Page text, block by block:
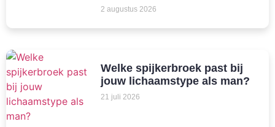
2 augustus 2026
Welke spijkerbroek past bij
jouw lichaamstype als man?
21 juli 2026